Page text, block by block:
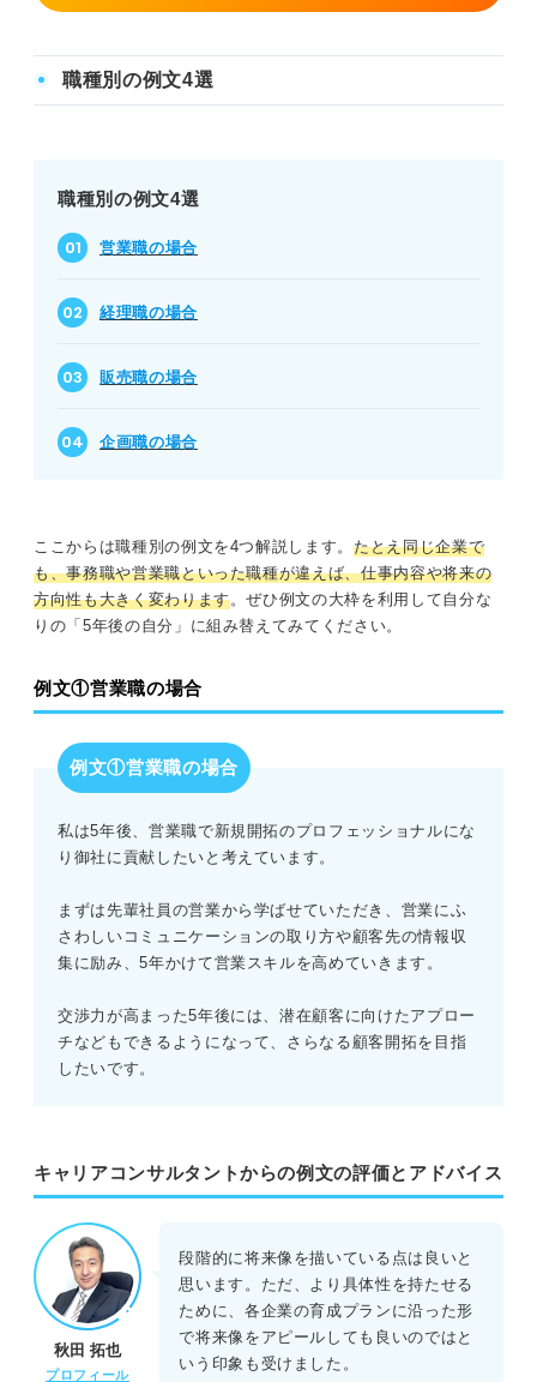
職種別の例文4選
職種別の例文4選
営業職の場合
経理職の場合
販売職の場合
企画職の場合
ここからは職種別の例文を4つ解説します。 たとえ同じ企業で
も、事務職や営業職といった職種が違えば、仕事内容や将来の
方向性も大きく変わります。ぜひ例文の大枠を利用して自分な
りの「5年後の自分」に組み替えてみてください。
例文①営業職の場合
例文①営業職の場合
私は5年後、営業職で新規開拓のプロフェッショナルにな
り御社に貢献したいと考えています。
まずは先輩社員の営業から学ばせていただき、営業にふ
さわしいコミュニケーションの取り方や顧客先の情報収
集に励み、5年かけて営業スキルを高めていきます。
交渉力が高まった5年後には、潜在顧客に向けたアプロー
チなどもできるようになって、さらなる顧客開拓を目指
したいです。
キャリアコンサルタントからの例文の評価とアドバイス
秋田 拓也
プロフィール
段階的に将来像を描いている点は良いと
思います。ただ、より具体性を持たせる
ために、各企業の育成プランに沿った形
で将来像をアピールしても良いのではと
いう印象も受けました。